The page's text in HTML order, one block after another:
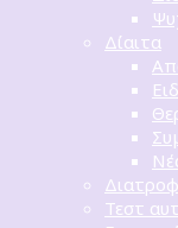
Δίαιτα
Τεστ